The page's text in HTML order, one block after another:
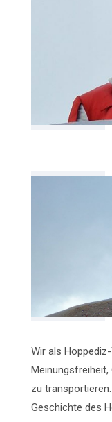
Wir als
zu
Geschichte des